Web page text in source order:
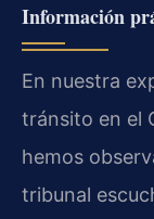
Información
En nuestra
tránsito en el
hemos
tribunal